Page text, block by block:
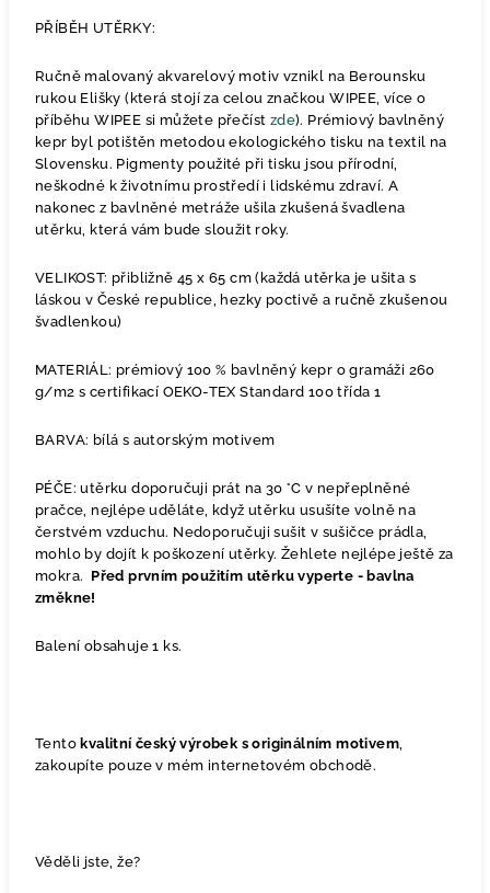
PŘÍBĚH UTĚRKY:
Ručně malovaný akvarelový motiv vznikl na Berounsku
rukou Elišky (která stojí za celou značkou WIPEE, více o
příběhu WIPEE si můžete přečíst zde). Prémiový bavlněný
kepr byl potištěn metodou ekologického tisku na textil na
Slovensku. Pigmenty použité při tisku jsou přírodní,
neškodné k životnímu prostředí i lidskému zdraví. A
nakonec z bavlněné metráže ušila zkušená švadlena
utěrku, která vám bude sloužit roky.
VELIKOST: přibližně 45 x 65 cm (každá utěrka je ušita s
láskou v České republice, hezky poctivě a ručně zkušenou
švadlenkou)
MATERIÁL: prémiový 100 % bavlněný kepr o gramáži 260
g/m2 s certifikací OEKO-TEX Standard 100 třída 1
BARVA: bílá s autorským motivem
PÉČE: utěrku doporučuji prát na 30 °C v nepřeplněné
pračce, nejlépe uděláte, když utěrku usušíte volně na
čerstvém vzduchu. Nedoporučuji sušit v sušičce prádla,
mohlo by dojít k poškození utěrky. Žehlete nejlépe ještě za
mokra. Před prvním použitím utěrku vyperte - bavlna
změkne!
Balení obsahuje 1 ks.
Tentokvalitní český výrobek s originálním motivem
zakoupíte pouze v mém internetovém obchodě.
Věděli jste, že?